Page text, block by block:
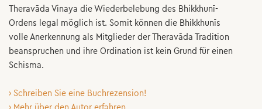
Theravāda Vinaya die Wiederbelebung des Bhikkhunī-
Ordens legal möglich ist. Somit können die Bhikkhunīs
volle Anerkennung als Mitglieder der Theravāda Tradition
beanspruchen und ihre Ordination ist kein Grund für einen
Schisma.
› Schreiben Sie eine Buchrezension!